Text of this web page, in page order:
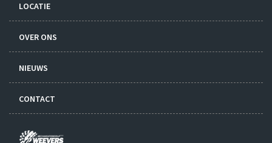
LOCATIE
OVER ONS
NIEUWS
CONTACT